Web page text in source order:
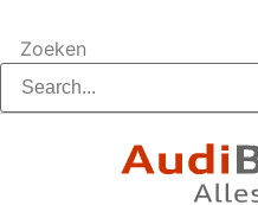
Zoeken